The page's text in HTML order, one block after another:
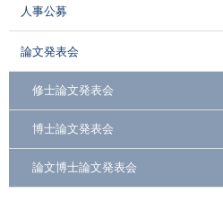
人事公募
論文発表会
修士論文発表会
博士論文発表会
論文博士論文発表会